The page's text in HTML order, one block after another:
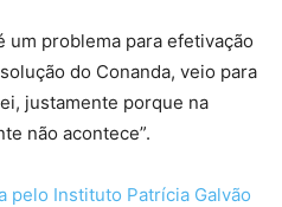
um problema para efetivação
do Conanda, veio para
justamente porque na
não acontece”.
pelo Instituto Patrícia Galvão